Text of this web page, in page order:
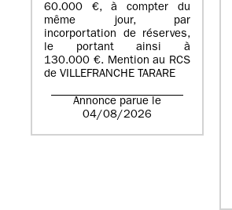
60.000 €, à compter du
même jour, par
incorportation de réserves,
le portant ainsi à
130.000 €. Mention au RCS
de VILLEFRANCHE TARARE
Annonce parue le
04/08/2026